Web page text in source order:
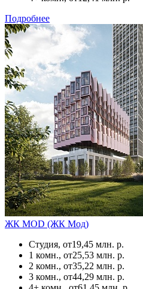
Подробнее
ЖК MOD (ЖК Мод)
Студия, от19,45 млн. р.
1 комн., от25,53 млн. р.
2 комн., от35,22 млн. р.
3 комн., от44,29 млн. р.